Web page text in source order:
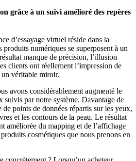
grâce à un suivi amélioré des repères
d’essayage virtuel réside dans la
numériques se superposent à un
manque de précision, l’illusion
clients ont réellement l’impression de
un véritable miroir.
avons considérablement augmenté le
suivis par notre système. Davantage de
points de données répartis sur les yeux,
et les contours de la peau. Le résultat
améliorée du mapping et de l’affichage
cosmétiques que nous prenons en